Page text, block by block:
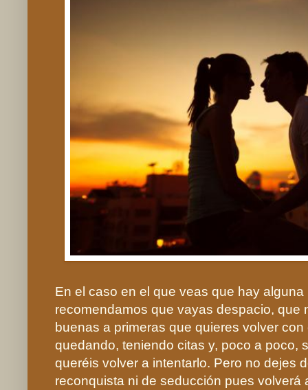
En el caso en el que veas que hay
recomendamos que vayas despacio, que
buenas a primeras que quieres volver
quedando, teniendo citas y, poco a poco,
queréis volver a intentarlo. Pero no dejes
reconquista ni de seducción pues volverá